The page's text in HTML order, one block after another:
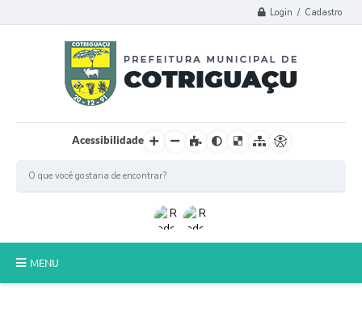
Login / Cadastro
Acessibilidade
MENU